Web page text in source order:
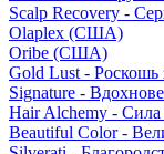
Scalp Recovery -
Olaplex (США)
Oribe (США)
Gold Lust - Роскошь
Signature -
Hair Alchemy -
Beautiful Color -